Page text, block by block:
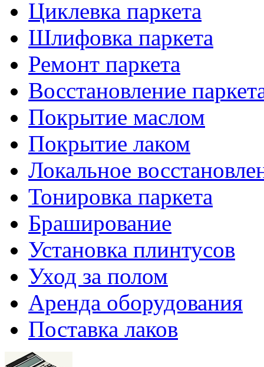
Циклевка паркета
Шлифовка паркета
Ремонт паркета
Восстановление
Покрытие маслом
Покрытие лаком
Локальное
Тонировка паркета
Браширование
Установка плинтусов
Уход за полом
Аренда оборудования
Поставка лаков